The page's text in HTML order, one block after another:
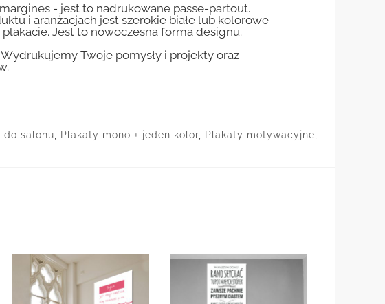
- jest to nadrukowane passe-partout.
i aranżacjach jest szerokie białe lub kolorowe
Jest to nowoczesna forma designu.
Twoje pomysły i projekty oraz
do salonu Plakaty mono + jeden kolor Plakaty motywacyjne